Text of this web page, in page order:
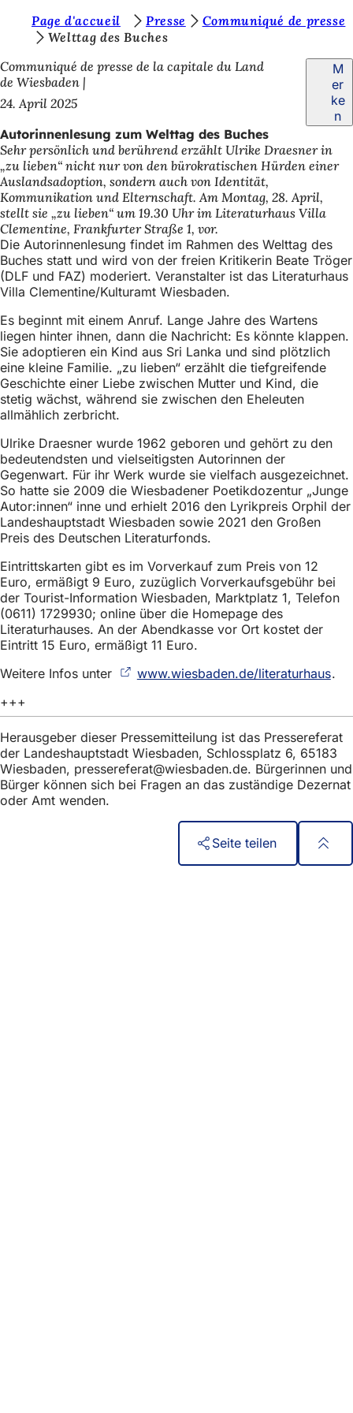
Inhalt anspringen
e
b
f
i
n
d
e
n
s
i
c
h
h
i
e
r
:
Page d'accueil Presse
Communiqué de presse
Welttag des Buches
Communiqué de presse de la capitale du Land
de Wiesbaden
24. April 2025
M
er
ke
n
Autorinnenlesung zum Welttag des Buches
Sehr persönlich und berührend erzählt Ulrike Draesner in
„zu lieben“ nicht nur von den bürokratischen Hürden einer
Auslandsadoption, sondern auch von Identität,
Kommunikation und Elternschaft. Am Montag, 28. April,
stellt sie „zu lieben“ um 19.30 Uhr im Literaturhaus Villa
Clementine, Frankfurter Straße 1, vor.
Die Autorinnenlesung findet im Rahmen des Welttag des
Buches statt und wird von der freien Kritikerin Beate Tröger
(DLF und FAZ) moderiert. Veranstalter ist das Literaturhaus
Villa Clementine/Kulturamt Wiesbaden.
Es beginnt mit einem Anruf. Lange Jahre des Wartens
liegen hinter ihnen, dann die Nachricht: Es könnte klappen.
Sie adoptieren ein Kind aus Sri Lanka und sind plötzlich
eine kleine Familie. „zu lieben“ erzählt die tiefgreifende
Geschichte einer Liebe zwischen Mutter und Kind, die
stetig wächst, während sie zwischen den Eheleuten
allmählich zerbricht.
Ulrike Draesner wurde 1962 geboren und gehört zu den
bedeutendsten und vielseitigsten Autorinnen der
Gegenwart. Für ihr Werk wurde sie vielfach ausgezeichnet.
So hatte sie 2009 die Wiesbadener Poetikdozentur „Junge
Autor:innen“ inne und erhielt 2016 den Lyrikpreis Orphil der
Landeshauptstadt Wiesbaden sowie 2021 den Großen
Preis des Deutschen Literaturfonds.
Eintrittskarten gibt es im Vorverkauf zum Preis von 12
Euro, ermäßigt 9 Euro, zuzüglich Vorverkaufsgebühr bei
der Tourist-Information Wiesbaden, Marktplatz 1, Telefon
(0611) 1729930; online über die Homepage des
Literaturhauses. An der Abendkasse vor Ort kostet der
Eintritt 15 Euro, ermäßigt 11 Euro.
Weitere Infos unter
www.wiesbaden.de/literaturhaus.
+++
Herausgeber dieser Pressemitteilung ist das Pressereferat
der Landeshauptstadt Wiesbaden, Schlossplatz 6, 65183
Wiesbaden, pressereferat wiesbaden de. Bürgerinnen und
Bürger können sich bei Fragen an das zuständige Dezernat
oder Amt wenden.
Seite teilen